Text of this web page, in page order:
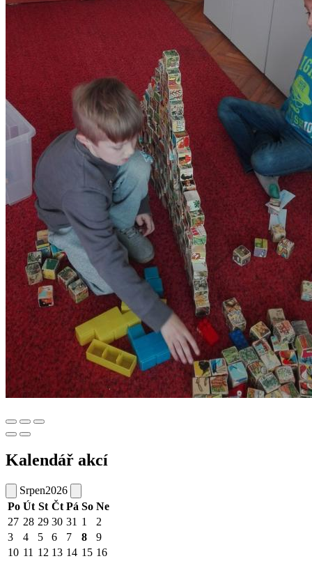
Kalendář akcí
Srpen2026
Po Út St Čt Pá So Ne
27 28 29 30 31 1
2
3
4 5 6 7 8
9
10 11 12 13 14 15 16